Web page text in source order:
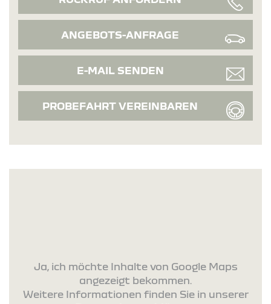
ANGEBOTS-ANFRAGE
E-MAIL SENDEN
PROBEFAHRT VEREINBAREN
Ja, ich möchte Inhalte von Google Maps
angezeigt bekommen.
Weitere Informationen finden Sie in unserer